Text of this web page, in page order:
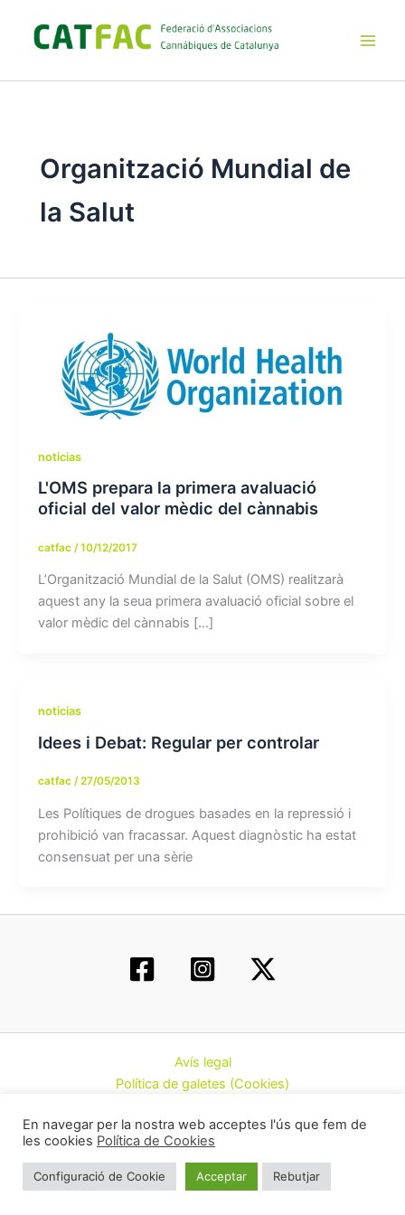
contenido
Organització Mundial de
la Salut
noticias
L'OMS prepara la primera avaluació
oficial del valor mèdic del cànnabis
catfac /10/12/2017
L’Organització Mundial de la Salut (OMS) realitzarà
aquest any la seua primera avaluació oficial sobre el
valor mèdic del cànnabis […]
noticias
Idees i Debat: Regular per controlar
catfac /27/05/2013
Les Polítiques de drogues basades en la repressió i
prohibició van fracassar. Aquest diagnòstic ha estat
consensuat per una sèrie
Avís legal
Política de galetes (Cookies)
Contacte
Cannàbiques de Catalunya (CatFAC)
En navegar per la nostra web acceptes l'ús que fem de
les cookies Política de Cookies
Configuració de Cookie Acceptar Rebutjar